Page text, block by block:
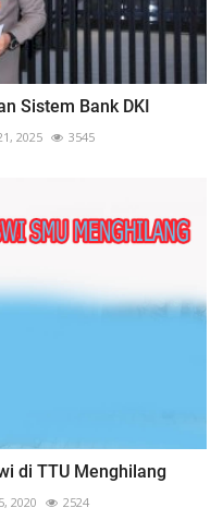
Sistem Bank DKI
2025 3545
di TTU Menghilang
2020 2524